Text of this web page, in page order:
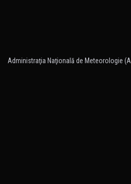
Administraţia Naţională de Meteorologie